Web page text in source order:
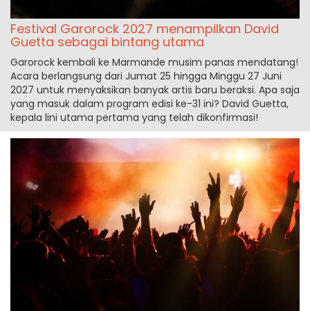
Festival Garorock 2027 menampilkan David
Guetta sebagai bintang utama
Garorock kembali ke Marmande musim panas mendatang!
Acara berlangsung dari Jumat 25 hingga Minggu 27 Juni
2027 untuk menyaksikan banyak artis baru beraksi. Apa saja
yang masuk dalam program edisi ke-31 ini? David Guetta,
kepala lini utama pertama yang telah dikonfirmasi!